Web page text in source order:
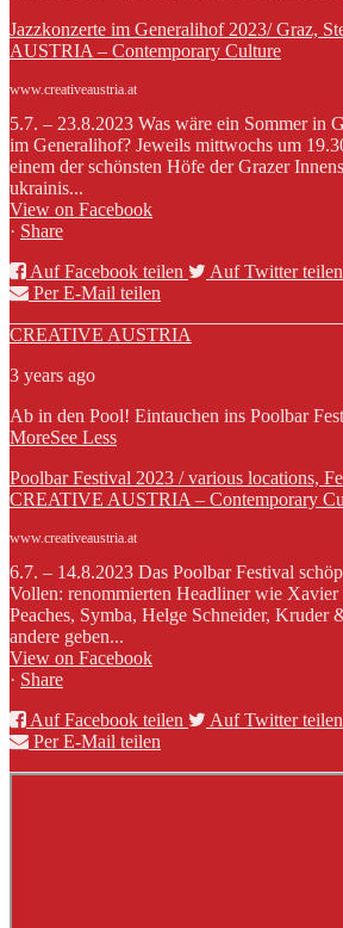
Jazzkonzerte im Generalihof 2023/ Graz,
AUSTRIA – Contemporary Culture
www.creativeaustria.at
5.7. – 23.8.2023 Was wäre ein Sommer in
im Generalihof? Jeweils mittwochs um
einem der schönsten Höfe der Grazer
ukrainis...
View on Facebook
· Share
Auf Facebook teilen
Auf Twitter teilen
Per E-Mail teilen
CREATIVE AUSTRIA
3 years ago
Ab in den Pool! Eintauchen ins Poolbar
MoreSee Less
Poolbar Festival 2023 / various locations,
CREATIVE AUSTRIA – Contemporary
www.creativeaustria.at
6.7. – 14.8.2023 Das Poolbar Festival
Vollen: renommierten Headliner wie
Peaches, Symba, Helge Schneider, Kruder
andere geben...
View on Facebook
· Share
Auf Facebook teilen
Auf Twitter teilen
Per E-Mail teilen